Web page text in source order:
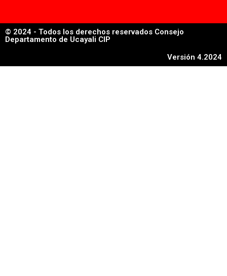
© 2024 - Todos los derechos reservados Consejo
Departamento de Ucayali CIP
Versión 4.2024